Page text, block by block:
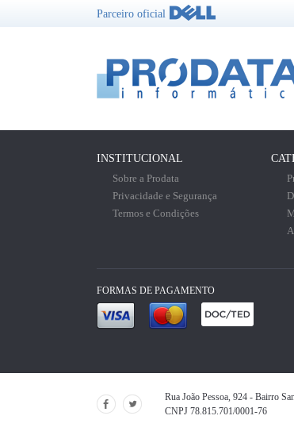
Parceiro oficial
INSTITUCIONAL
Sobre a Prodata
Privacidade e Segurança
Termos e Condições
FORMAS DE PAGAMENTO
Rua João Pessoa, 924 - Bairro
CNPJ 78.815.701/0001-76